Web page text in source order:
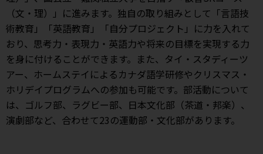
（文・理）」に進みます。独自の取り組みとして「言語技
術教育」「英語教育」「自分プロジェクト」に力を入れて
おり、思考力・表現力・英語力や将来の目標を実現する力
を身に付けることができます。また、タイ・スタディーツ
アー、ホームステイによるカナダ語学研修やクリスマス・
ホリデイプログラムへの参加も可能です。部活動について
は、ゴルフ部、ラグビー部、日本文化部（茶道・邦楽）、
演劇部など、合わせて23の運動部・文化部があります。